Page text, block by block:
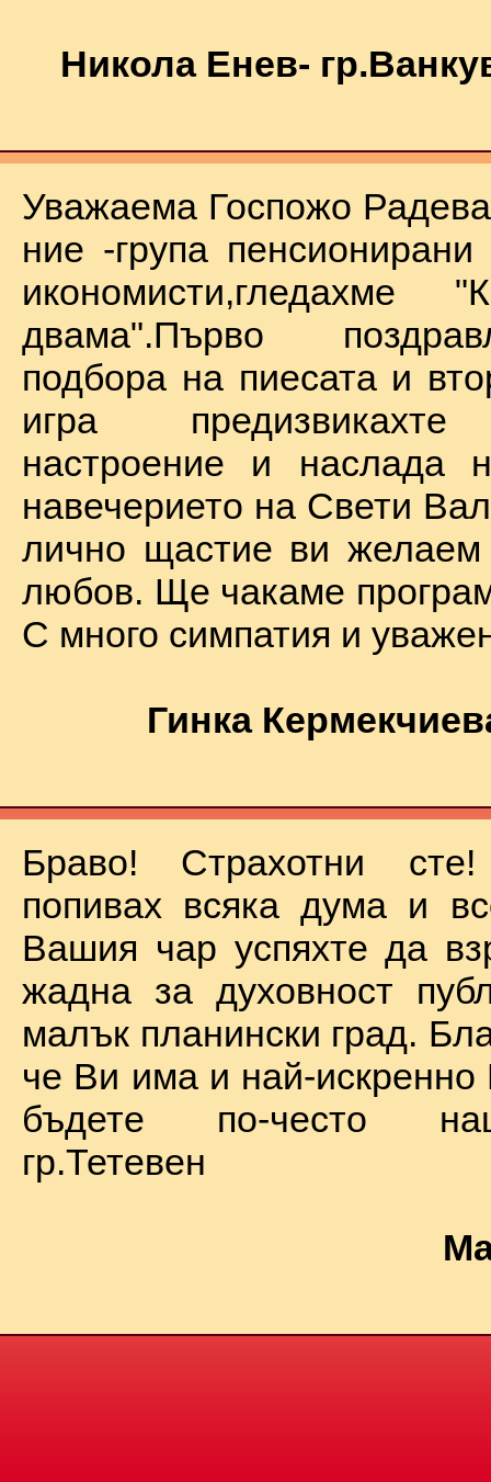
Никола Енев-
Уважаема Госпожо
ние -група
икономисти,гледахме
двама".Първо
подбора на пиесата и
игра
настроение и наслада
навечерието на Свети
лично щастие ви желаем
любов. Ще чакаме
С много симпатия и
Гинка
Браво! Страхотни
попивах всяка дума и
Вашия чар успяхте да
жадна за духовност
малък планински град.
че Ви има и най-
бъдете по-често
гр.Тетевен